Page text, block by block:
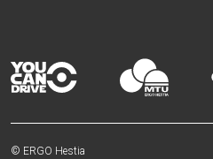
© ERGO Hestia